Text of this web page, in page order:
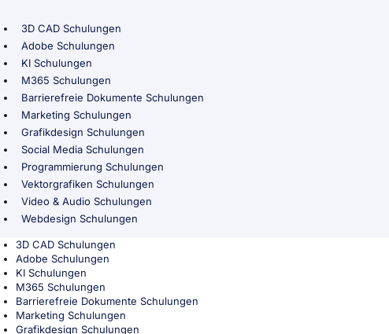
3D CAD Schulungen
Adobe Schulungen
KI Schulungen
M365 Schulungen
Barrierefreie Dokumente Schulungen
Marketing Schulungen
Grafikdesign Schulungen
Social Media Schulungen
Programmierung Schulungen
Vektorgrafiken Schulungen
Video & Audio Schulungen
Webdesign Schulungen
3D CAD Schulungen
Adobe Schulungen
KI Schulungen
M365 Schulungen
Barrierefreie Dokumente Schulungen
Marketing Schulungen
Grafikdesign Schulungen